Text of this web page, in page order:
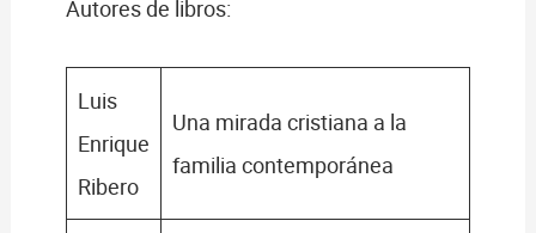
Autores de libros:
Luis
Enrique
Ribero
Una mirada cristiana a la
familia contemporánea